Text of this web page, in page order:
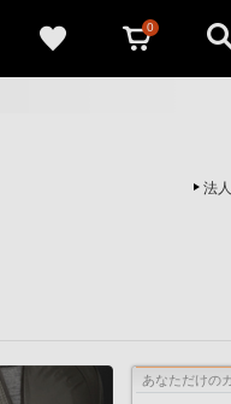
0
法
あなただけの